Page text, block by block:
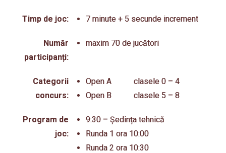
Timp de joc: 7 minute + 5 secunde increment
Număr
participanți:
maxim 70 de jucători
Categorii
concurs:
Open A clasele 0 – 4
Open B clasele 5 – 8
Program de
joc:
9:30 – Ședința tehnică
Runda 1 ora 10:00
Runda 2 ora 10:30